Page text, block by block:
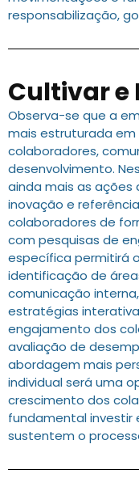
responsabilização,
Cultivar e
Observa-se que a
mais estruturada
colaboradores,
desenvolvimento.
ainda mais as
inovação e
colaboradores de
com pesquisas de
específica permitirá
identificação de
comunicação
estratégias
engajamento dos
avaliação de
abordagem mais
individual será uma
crescimento dos
fundamental investir
sustentem o